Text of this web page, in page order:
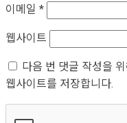
이메일 *
웹사이트
다음 번 댓글 작성을
웹사이트를 저장합니다.